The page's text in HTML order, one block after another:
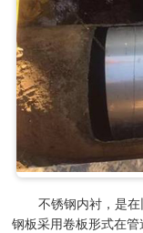
不锈钢内衬，是
钢板采用卷板形式在